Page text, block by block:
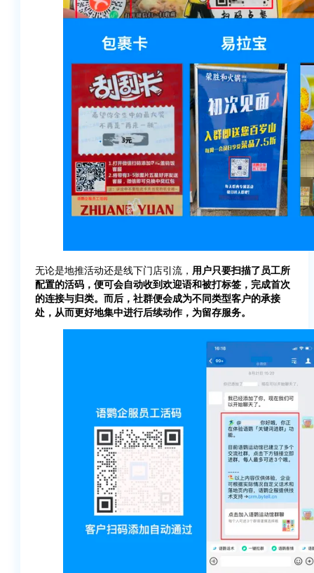
无论是地推活动还是线下门店引流， 用户只要扫描了员工所
配置的活码，便可会自动收到欢迎语和被打标签，完成首次
的连接与归类。而后，社群便会成为不同类型客户的承接
处，从而更好地集中进行后续动作，为留存服务。